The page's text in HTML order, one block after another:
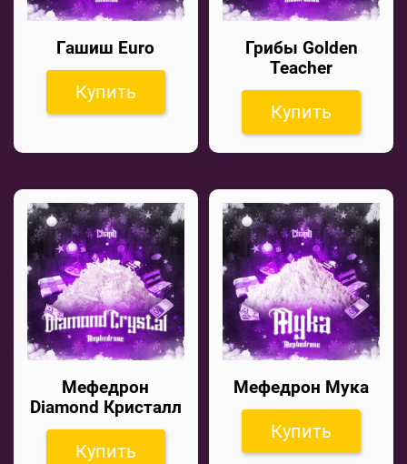
Гашиш Euro
Купить
Грибы Golden
Teacher
Купить
Мефедрон
Diamond Кристалл
Купить
Мефедрон Мука
Купить